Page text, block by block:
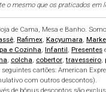
o mesmo que os praticados em
de Cama, Mesa e Banho.
, Rafimex, Kacyumara,
e Cozinha, Infantil, Presentes
, colcha, cobertor,travesseiro,
cartões: American
com outros descontos).